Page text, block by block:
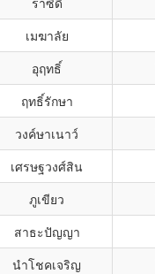
เมฆาลัย
อุฤทธิ์
ฤทธิ์รักษา
วงค์ษาเนาว์
เศรษฐวงศ์สิน
ภูเขียว
สาธะปัญญา
นำโชคเจริญ